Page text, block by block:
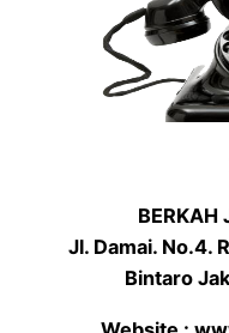
BERKAH
Jl. Damai. No.4.
Bintaro